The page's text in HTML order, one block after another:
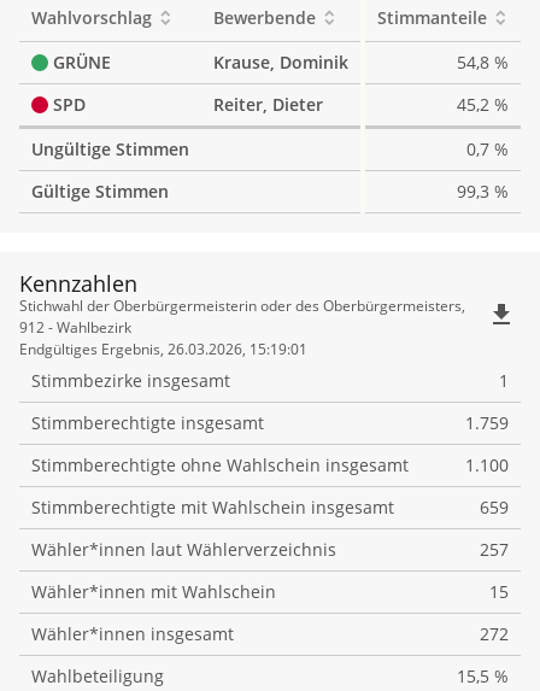
Wahlvorschlag Bewerbende
Stimmanteile
GRÜNE
Krause, Dominik
54,8 %
SPD
Reiter, Dieter
45,2 %
Ungültige Stimmen
0,7 %
Gültige Stimmen
99,3 %
Kennzahlen
Kennzahlen
Stichwahl der Oberbürgermeisterin oder des Oberbürgermeisters,
912 - Wahlbezirk
Endgültiges Ergebnis, 26.03.2026, 15:19:01
file_download
Stimmbezirke insgesamt
1
Stimmberechtigte insgesamt
1.759
Stimmberechtigte ohne Wahlschein insgesamt
1.100
Stimmberechtigte mit Wahlschein insgesamt
659
Wähler*innen laut Wählerverzeichnis
257
Wähler*innen mit Wahlschein
15
Wähler*innen insgesamt
272
Wahlbeteiligung
15,5 %